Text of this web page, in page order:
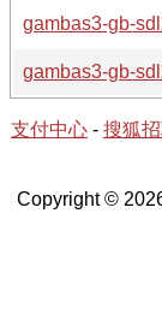
gambas3-gb-
gambas3-gb-
支付中心 - 搜狐
Copyright ©